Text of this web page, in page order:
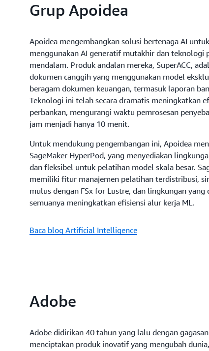
Grup Apoidea
Apoidea mengembangkan solusi bertenaga AI
menggunakan AI generatif mutakhir dan teknologi
mendalam. Produk andalan mereka, SuperACC,
dokumen canggih yang menggunakan model
beragam dokumen keuangan, termasuk laporan
Teknologi ini telah secara dramatis meningkatkan
perbankan, mengurangi waktu pemrosesan
jam menjadi hanya 10 menit.
Untuk mendukung pengembangan ini, Apoidea
SageMaker HyperPod, yang menyediakan
dan fleksibel untuk pelatihan model skala besar.
memiliki fitur manajemen pelatihan terdistribusi,
mulus dengan FSx for Lustre, dan lingkungan yang
semuanya meningkatkan efisiensi alur kerja ML.
Baca blog Artificial Intelligence
Adobe
Adobe didirikan 40 tahun yang lalu dengan
menciptakan produk inovatif yang mengubah